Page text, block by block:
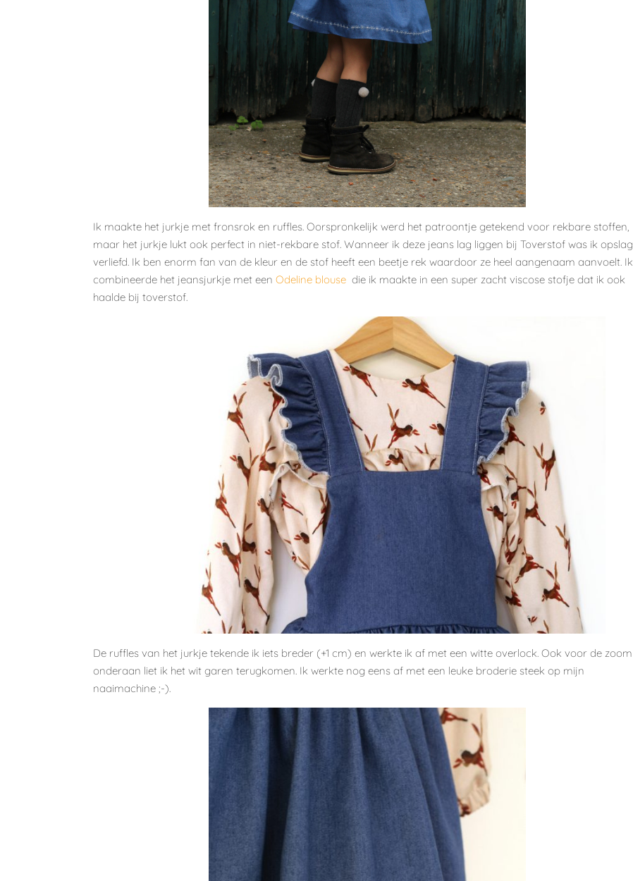
Ik maakte het jurkje met fronsrok en ruffles. Oorspronkelijk werd het patroontje getekend voor rekbare stoffen,
maar het jurkje lukt ook perfect in niet-rekbare stof. Wanneer ik deze jeans lag liggen bij Toverstof was ik opslag
verliefd. Ik ben enorm fan van de kleur en de stof heeft een beetje rek waardoor ze heel aangenaam aanvoelt. Ik
combineerde het jeansjurkje met een Odeline blouse die ik maakte in een super zacht viscose stofje dat ik ook
haalde bij toverstof.
De ruffles van het jurkje tekende ik iets breder (+1 cm) en werkte ik af met een witte overlock. Ook voor de zoom
onderaan liet ik het wit garen terugkomen. Ik werkte nog eens af met een leuke broderie steek op mijn
naaimachine ;-).